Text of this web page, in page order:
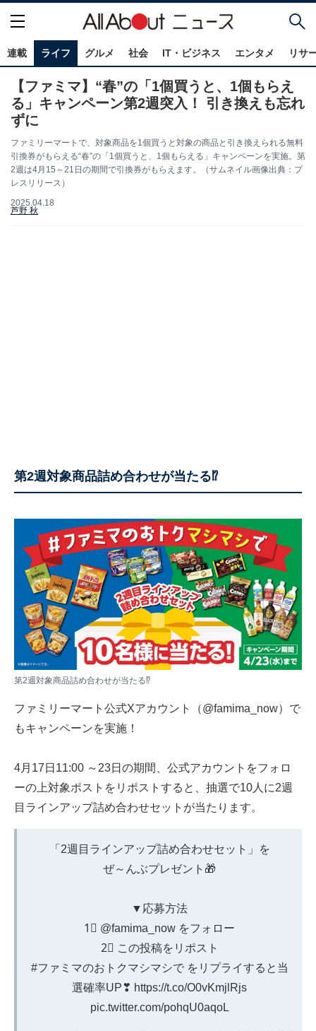
連載 ライフ グルメ 社会 IT・ビジネス エンタメ リサ
【ファミマ】“春”の「1個買うと、1個もらえ
る」キャンペーン第2週突入！ 引き換えも忘れ
ずに
ファミリーマートで、対象商品を1個買うと対象の商品と引き換えられる無料
引換券がもらえる“春”の「1個買うと、1個もらえる」キャンペーンを実施。第
2週は4月15～21日の期間で引換券がもらえます。（サムネイル画像出典：プ
レスリリース）
2025.04.18
芦野 秋
第2週対象商品詰め合わせが当たる⁉
第2週対象商品詰め合わせが当たる⁉
ファミリーマート公式Xアカウント（@famima_now）で
もキャンペーンを実施！
4月17日11:00 ～23日の期間、公式アカウントをフォロ
ーの上対象ポストをリポストすると、抽選で10人に2週
目ラインアップ詰め合わせセットが当たります。
「2週目ラインアップ詰め合わせセット」を
ぜ～んぶプレゼント🎁
▼応募方法
1⃣ @famima_now をフォロー
2⃣ この投稿をリポスト
#ファミマのおトクマシマシでをリプライすると当
選確率UP❣ https://t.co/O0vKmjlRjs
pic.twitter.com/pohqU0aqoL